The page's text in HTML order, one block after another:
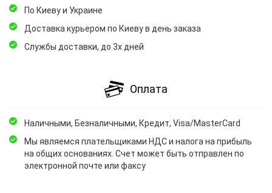
По Киеву и Украине
Доставка курьером по Киеву в день заказа
Службы доставки, до 3х дней
Оплата
Наличными, Безналичными, Кредит, Visa/MasterCard
Мы являемся плательщиками НДС и налога на прибыль
на общих основаниях. Счет может быть отправлен по
электронной почте или факсу